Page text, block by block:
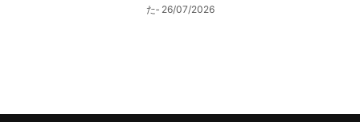
た‐ 26/07/2026